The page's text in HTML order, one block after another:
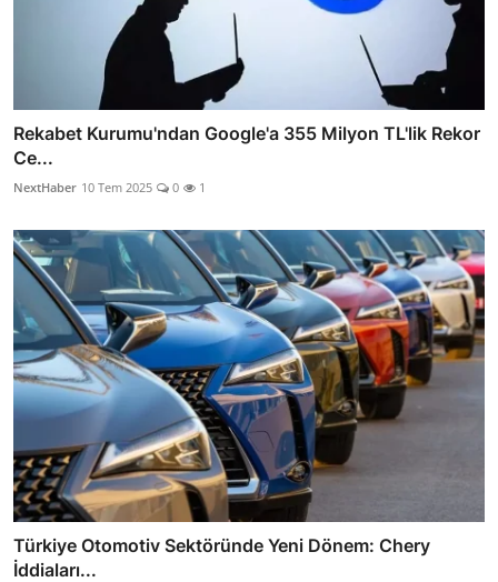
Rekabet Kurumu'ndan Google'a 355 Milyon TL'lik Rekor
Ce...
NextHaber 10 Tem 2025 0 1
Türkiye Otomotiv Sektöründe Yeni Dönem: Chery
İddiaları...